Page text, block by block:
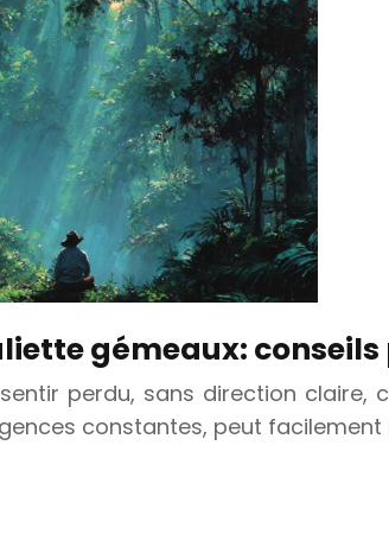
gémeaux:
perdu, sans direction claire,
constantes, peut